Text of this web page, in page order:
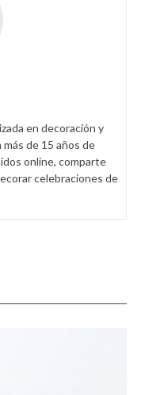
en decoración y
más de 15 años de
online, comparte
celebraciones de